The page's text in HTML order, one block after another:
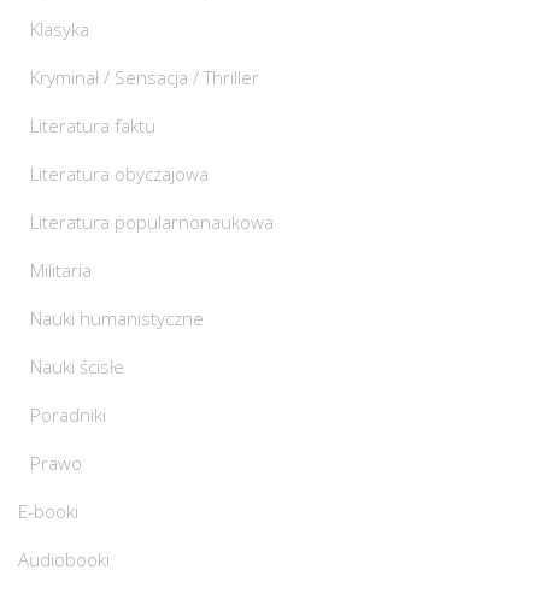
Klasyka
Kryminał / Sensacja / Thriller
Literatura faktu
Literatura obyczajowa
Literatura popularnonaukowa
Militaria
Nauki humanistyczne
Nauki ścisłe
Poradniki
Prawo
E-booki
Audiobooki